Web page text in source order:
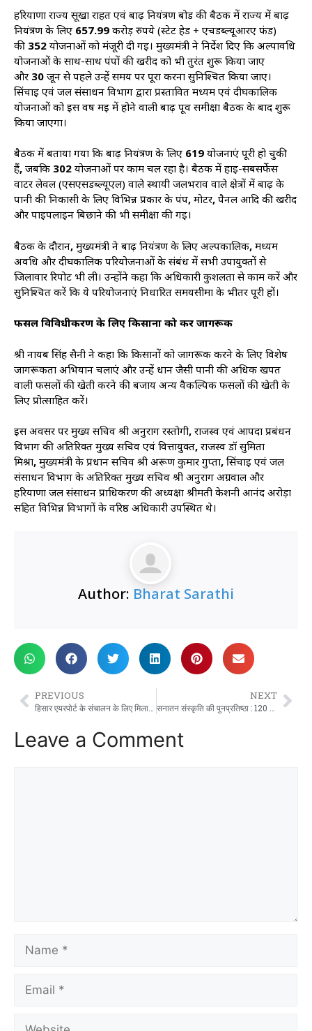
हरियाणा राज्य सूखा राहत एवं बाढ़ नियंत्रण बोर्ड की बैठक में राज्य में बाढ़
नियंत्रण के लिए 657.99 करोड़ रुपये (स्टेट हेड + एचडब्ल्यूआरए फंड)
की 352 योजनाओं को मंजूरी दी गई। मुख्यमंत्री ने निर्देश दिए कि अल्पावधि
योजनाओं के साथ-साथ पंपों की खरीद को भी तुरंत शुरू किया जाए
और 30 जून से पहले उन्हें समय पर पूरा करना सुनिश्चित किया जाए।
सिंचाई एवं जल संसाधन विभाग द्वारा प्रस्तावित मध्यम एवं दीर्घकालिक
योजनाओं को इस वर्ष मई में होने वाली बाढ़ पूर्व समीक्षा बैठक के बाद शुरू
किया जाएगा।
बैठक में बताया गया कि बाढ़ नियंत्रण के लिए 619 योजनाएं पूरी हो चुकी
हैं, जबकि 302 योजनाओं पर काम चल रहा है। बैठक में हाई-सबसर्फेस
वाटर लेवल (एसएसडब्ल्यूएल) वाले स्थायी जलभराव वाले क्षेत्रों में बाढ़ के
पानी की निकासी के लिए विभिन्न प्रकार के पंप, मोटर, पैनल आदि की खरीद
और पाइपलाइन बिछाने की भी समीक्षा की गई।
बैठक के दौरान, मुख्यमंत्री ने बाढ़ नियंत्रण के लिए अल्पकालिक, मध्यम
अवधि और दीर्घकालिक परियोजनाओं के संबंध में सभी उपायुक्तों से
जिलावार रिपोर्ट भी ली। उन्होंने कहा कि अधिकारी कुशलता से काम करें और
सुनिश्चित करें कि ये परियोजनाएं निर्धारित समयसीमा के भीतर पूरी हों।
फसल विविधीकरण के लिए किसानों को करें जागरूक
श्री नायब सिंह सैनी ने कहा कि किसानों को जागरूक करने के लिए विशेष
जागरूकता अभियान चलाएं और उन्हें धान जैसी पानी की अधिक खपत
वाली फसलों की खेती करने की बजाय अन्य वैकल्पिक फसलों की खेती के
लिए प्रोत्साहित करें।
इस अवसर पर मुख्य सचिव श्री अनुराग रस्तोगी, राजस्व एवं आपदा प्रबंधन
विभाग की अतिरिक्त मुख्य सचिव एवं वित्तायुक्त, राजस्व डॉ सुमिता
मिश्रा, मुख्यमंत्री के प्रधान सचिव श्री अरूण कुमार गुप्ता, सिंचाई एवं जल
संसाधन विभाग के अतिरिक्त मुख्य सचिव श्री अनुराग अग्रवाल और
हरियाणा जल संसाधन प्राधिकरण की अध्यक्षा श्रीमती केशनी आनंद अरोड़ा
सहित विभिन्न विभागों के वरिष्ठ अधिकारी उपस्थित थे।
Author: Bharat Sarathi
PREVIOUS NEXT
Leave a Comment